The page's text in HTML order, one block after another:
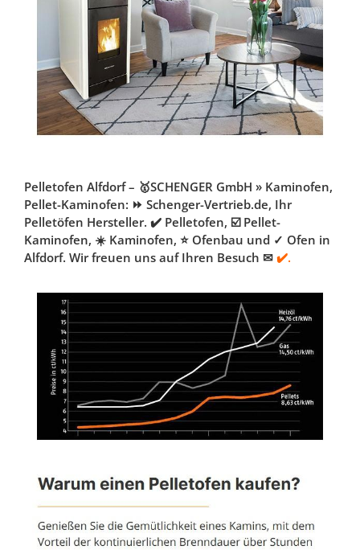
Pelletofen Alfdorf – 🥇SCHENGER GmbH » Kaminofen,
Pellet-Kaminofen: ⏩ Schenger-Vertrieb.de, Ihr
Pelletöfen Hersteller. ✔️ Pelletofen, ☑️ Pellet-
Kaminofen, ☀️ Kaminofen, ⭐ Ofenbau und ✓ Ofen in
Alfdorf. Wir freuen uns auf Ihren Besuch ✉ ✔️.